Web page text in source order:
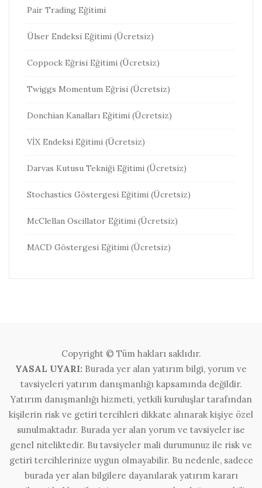
Pair Trading Eğitimi
Ülser Endeksi Eğitimi (Ücretsiz)
Coppock Eğrisi Eğitimi (Ücretsiz)
Twiggs Momentum Eğrisi (Ücretsiz)
Donchian Kanalları Eğitimi (Ücretsiz)
VİX Endeksi Eğitimi (Ücretsiz)
Darvas Kutusu Tekniği Eğitimi (Ücretsiz)
Stochastics Göstergesi Eğitimi (Ücretsiz)
McClellan Oscillator Eğitimi (Ücretsiz)
MACD Göstergesi Eğitimi (Ücretsiz)
Copyright © Tüm hakları saklıdır.
YASAL UYARI: Burada yer alan yatırım bilgi, yorum ve
tavsiyeleri yatırım danışmanlığı kapsamında değildir.
Yatırım danışmanlığı hizmeti, yetkili kuruluşlar tarafından
kişilerin risk ve getiri tercihleri dikkate alınarak kişiye özel
sunulmaktadır. Burada yer alan yorum ve tavsiyeler ise
genel niteliktedir. Bu tavsiyeler mali durumunuz ile risk ve
getiri tercihlerinize uygun olmayabilir. Bu nedenle, sadece
burada yer alan bilgilere dayanılarak yatırım kararı